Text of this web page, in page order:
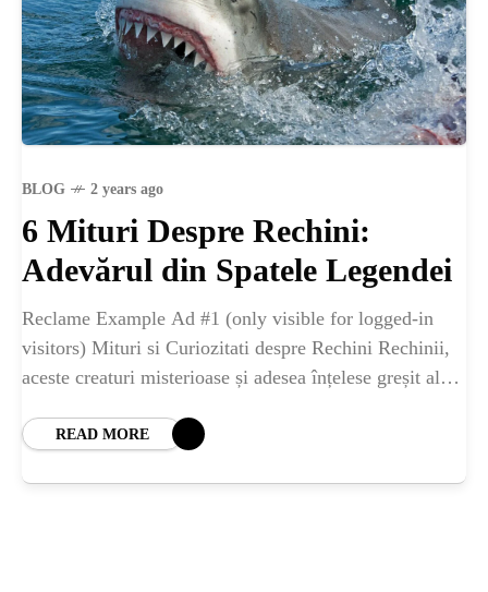
BLOG 2 years ago
6 Mituri Despre Rechini:
Adevărul din Spatele Legendei
Reclame Example Ad #1 (only visible for logged-in
visitors) Mituri si Curiozitati despre Rechini Rechinii,
aceste creaturi misterioase și adesea înțelese greșit ale
READ MORE
ISTORIE
NATURĂ
ȘTIINȚA
ANIMALE
OAMENI
INSTALEAZ